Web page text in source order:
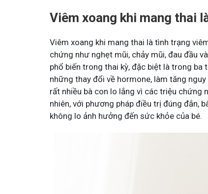
Viêm xoang khi mang thai
Viêm xoang khi mang thai là tình trạng
chứng như nghẹt mũi, chảy mũi, đau đầu
phổ biến trong thai kỳ, đặc biệt là trong ba
những thay đổi về hormone, làm tăng
rất nhiều bà con lo lắng vì các triệu chứng
nhiên, với phương pháp điều trị đúng đắn,
không lo ảnh hưởng đến sức khỏe của bé.